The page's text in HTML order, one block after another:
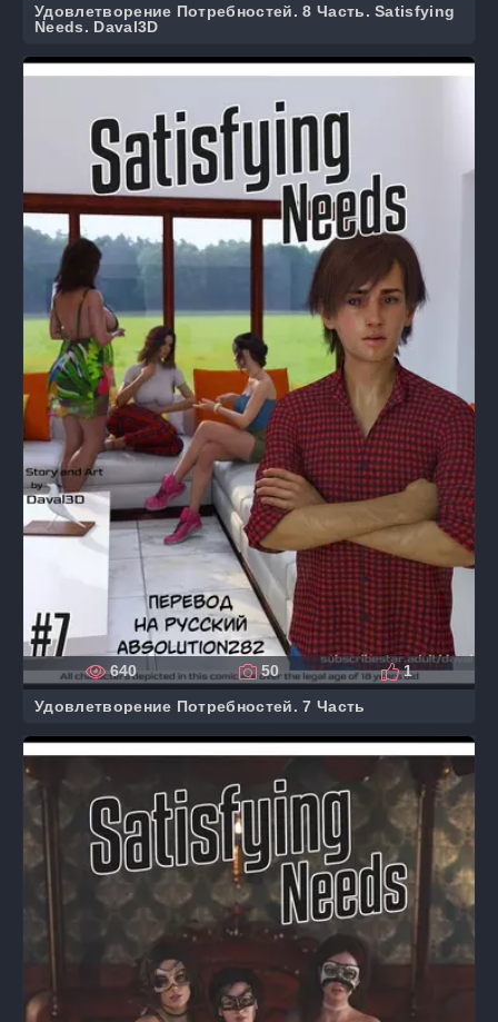
Удовлетворение Потребностей. 8 Часть. Satisfying
Needs. Daval3D
Удовлетворение Потребностей. 7 Часть
640 50 1